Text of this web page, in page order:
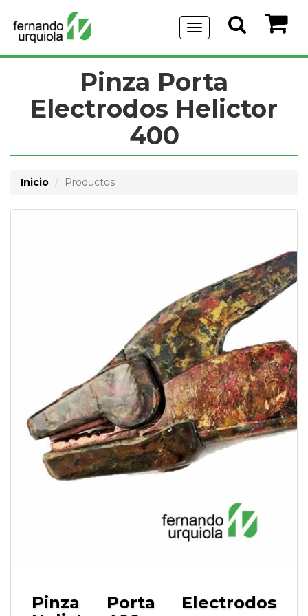
Menu
de
Navegación
Pinza Porta
Electrodos Helictor
400
Inicio Productos
Pinza Porta Electrodos